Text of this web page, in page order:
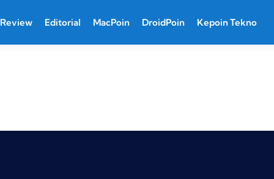
Review Editorial MacPoin DroidPoin Kepoin Tekno